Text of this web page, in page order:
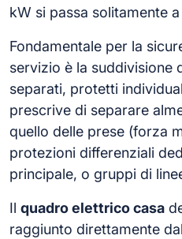
kW si passa solitamente
Fondamentale per la
servizio è la suddivisione
separati, protetti
prescrive di separare
quello delle prese (forza
protezioni differenziali
principale, o gruppi di
Il quadro elettrico casa
raggiunto direttamente